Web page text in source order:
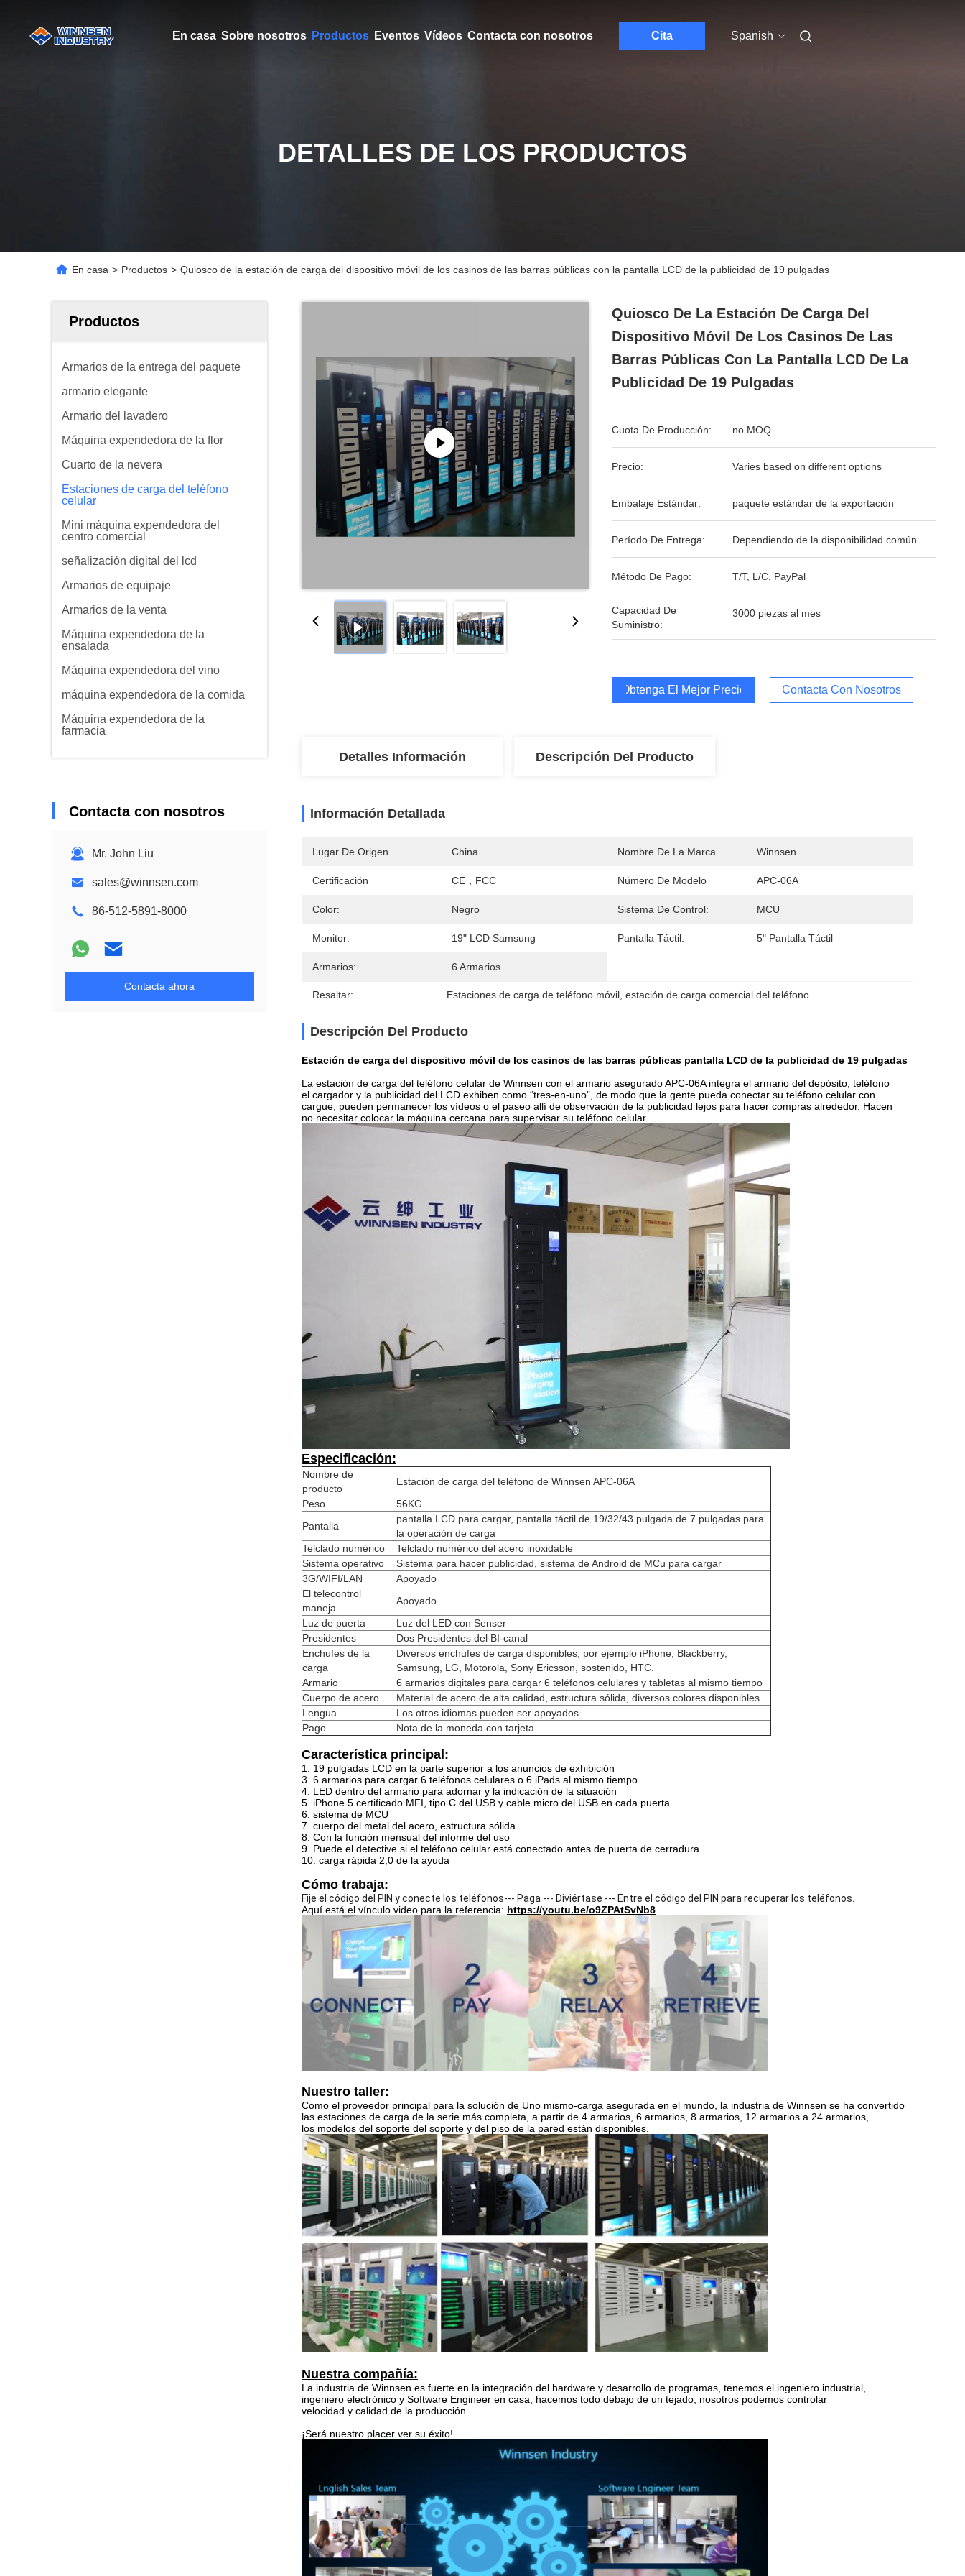
En casa Sobre nosotros Productos Eventos Vídeos Contacta con nosotros Cita Spanish
DETALLES DE LOS PRODUCTOS
En casa > Productos > Quiosco de la estación de carga del dispositivo móvil de los casinos de las barras públicas con la pantalla LCD de la publicidad de 19 pulgadas
Productos
Armarios de la entrega del paquete
armario elegante
Armario del lavadero
Máquina expendedora de la flor
Cuarto de la nevera
Estaciones de carga del teléfono
celular
Mini máquina expendedora del
centro comercial
señalización digital del lcd
Armarios de equipaje
Armarios de la venta
Máquina expendedora de la
ensalada
Máquina expendedora del vino
máquina expendedora de la comida
Máquina expendedora de la
farmacia
Contacta con nosotros
Mr. John Liu
sales@winnsen.com
86-512-5891-8000
Contacta ahora
Quiosco De La Estación De Carga Del
Dispositivo Móvil De Los Casinos De Las
Barras Públicas Con La Pantalla LCD De La
Publicidad De 19 Pulgadas
Cuota De Producción: no MOQ
Precio: Varies based on different options
Embalaje Estándar: paquete estándar de la exportación
Período De Entrega: Dependiendo de la disponibilidad común
Método De Pago: T/T, L/C, PayPal
Capacidad De
Suministro:
3000 piezas al mes
Obtenga El Mejor Precio Contacta Con Nosotros
Detalles Información Descripción Del Producto
Información Detallada
Lugar De Origen China Nombre De La Marca Winnsen
Certificación CE，FCC Número De Modelo APC-06A
Color: Negro Sistema De Control: MCU
Monitor: 19" LCD Samsung Pantalla Táctil: 5" Pantalla Táctil
Armarios: 6 Armarios
Resaltar: Estaciones de carga de teléfono móvil , estación de carga comercial del teléfono
Descripción Del Producto
Estación de carga del dispositivo móvil de los casinos de las barras públicas pantalla LCD de la publicidad de 19 pulgadas
La estación de carga del teléfono celular de Winnsen con el armario asegurado APC-06A integra el armario del depósito, teléfono
el cargador y la publicidad del LCD exhiben como “tres-en-uno”, de modo que la gente pueda conectar su teléfono celular con
cargue, pueden permanecer los vídeos o el paseo allí de observación de la publicidad lejos para hacer compras alrededor. Hacen
no necesitar colocar la máquina cercana para supervisar su teléfono celular.
Especificación:
Nombre de
producto
Estación de carga del teléfono de Winnsen APC-06A
Peso
56KG
Pantalla
pantalla LCD para cargar, pantalla táctil de 19/32/43 pulgada de 7 pulgadas para
la operación de carga
Telclado numérico
Telclado numérico del acero inoxidable
Sistema operativo
Sistema para hacer publicidad, sistema de Android de MCu para cargar
3G/WIFI/LAN
Apoyado
El telecontrol
maneja
Apoyado
Luz de puerta
Luz del LED con Senser
Presidentes
Dos Presidentes del BI-canal
Enchufes de la
carga
Diversos enchufes de carga disponibles, por ejemplo iPhone, Blackberry,
Samsung, LG, Motorola, Sony Ericsson, sostenido, HTC.
Armario
6 armarios digitales para cargar 6 teléfonos celulares y tabletas al mismo tiempo
Cuerpo de acero
Material de acero de alta calidad, estructura sólida, diversos colores disponibles
Lengua
Los otros idiomas pueden ser apoyados
Pago
Nota de la moneda con tarjeta
Característica principal:
1. 19 pulgadas LCD en la parte superior a los anuncios de exhibición
3. 6 armarios para cargar 6 teléfonos celulares o 6 iPads al mismo tiempo
4. LED dentro del armario para adornar y la indicación de la situación
5. iPhone 5 certificado MFI, tipo C del USB y cable micro del USB en cada puerta
6. sistema de MCU
7. cuerpo del metal del acero, estructura sólida
8. Con la función mensual del informe del uso
9. Puede el detective si el teléfono celular está conectado antes de puerta de cerradura
10. carga rápida 2,0 de la ayuda
Cómo trabaja:
Fije el código del PIN y conecte los teléfonos--- Paga --- Diviértase --- Entre el código del PIN para recuperar los teléfonos.
Aquí está el vínculo video para la referencia: https://youtu.be/o9ZPAtSvNb8
Nuestro taller:
Como el proveedor principal para la solución de Uno mismo-carga asegurada en el mundo, la industria de Winnsen se ha convertido
las estaciones de carga de la serie más completa, a partir de 4 armarios, 6 armarios, 8 armarios, 12 armarios a 24 armarios,
los modelos del soporte del soporte y del piso de la pared están disponibles.
Nuestra compañía:
La industria de Winnsen es fuerte en la integración del hardware y desarrollo de programas, tenemos el ingeniero industrial,
ingeniero electrónico y Software Engineer en casa, hacemos todo debajo de un tejado, nosotros podemos controlar
velocidad y calidad de la producción.
¡Será nuestro placer ver su éxito!